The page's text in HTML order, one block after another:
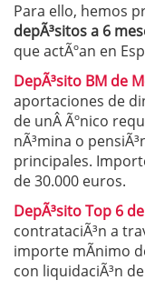
Para ello, hemos
depÃ³sitos a 6
que actÃºan en
DepÃ³sito BM de
aportaciones de
de unÂ Ãºnico
nÃ³mina o
principales.
de 30.000 euros.
DepÃ³sito Top 6
contrataciÃ³n a
importe mÃ­nimo
con liquidaciÃ³n